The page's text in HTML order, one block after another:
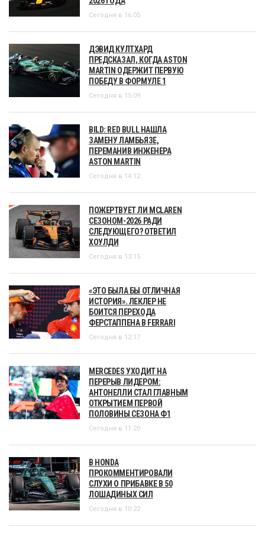
Сегодня в 16:05
ДЭВИД КУЛТХАРД
ПРЕДСКАЗАЛ, КОГДА ASTON
MARTIN ОДЕРЖИТ ПЕРВУЮ
ПОБЕДУ В ФОРМУЛЕ 1
Сегодня в 15:09
BILD: RED BULL НАШЛА
ЗАМЕНУ ЛАМБЬЯЗЕ,
ПЕРЕМАНИВ ИНЖЕНЕРА
ASTON MARTIN
Сегодня в 14:12
ПОЖЕРТВУЕТ ЛИ MCLAREN
СЕЗОНОМ-2026 РАДИ
СЛЕДУЮЩЕГО? ОТВЕТИЛ
ХОУЛДИ
Сегодня в 13:15
«ЭТО БЫЛА БЫ ОТЛИЧНАЯ
ИСТОРИЯ». ЛЕКЛЕР НЕ
БОИТСЯ ПЕРЕХОДА
ФЕРСТАППЕНА В FERRARI
Сегодня в 12:17
MERCEDES УХОДИТ НА
ПЕРЕРЫВ ЛИДЕРОМ:
АНТОНЕЛЛИ СТАЛ ГЛАВНЫМ
ОТКРЫТИЕМ ПЕРВОЙ
ПОЛОВИНЫ СЕЗОНА Ф1
Сегодня в 11:20
В HONDA
ПРОКОММЕНТИРОВАЛИ
СЛУХИ О ПРИБАВКЕ В 50
ЛОШАДИНЫХ СИЛ
Сегодня в 10:22